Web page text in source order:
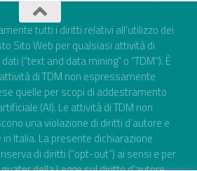
tutti i diritti relativi all’utilizzo dei
Sito Web per qualsiasi attività di
(“text and data mining” o “TDM”). È
di TDM non espressamente
quelle per scopi di addestramento
(AI). Le attività di TDM non
una violazione di diritti d’autore e
Italia. La presente dichiarazione
di diritti (“opt-out”) ai sensi e per